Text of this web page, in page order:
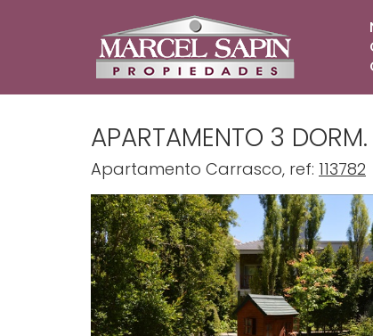
APARTAMENTO 3
Apartamento Carrasco, ref: 113782